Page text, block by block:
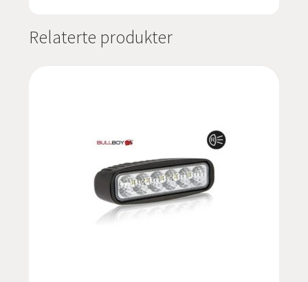
Relaterte produkter